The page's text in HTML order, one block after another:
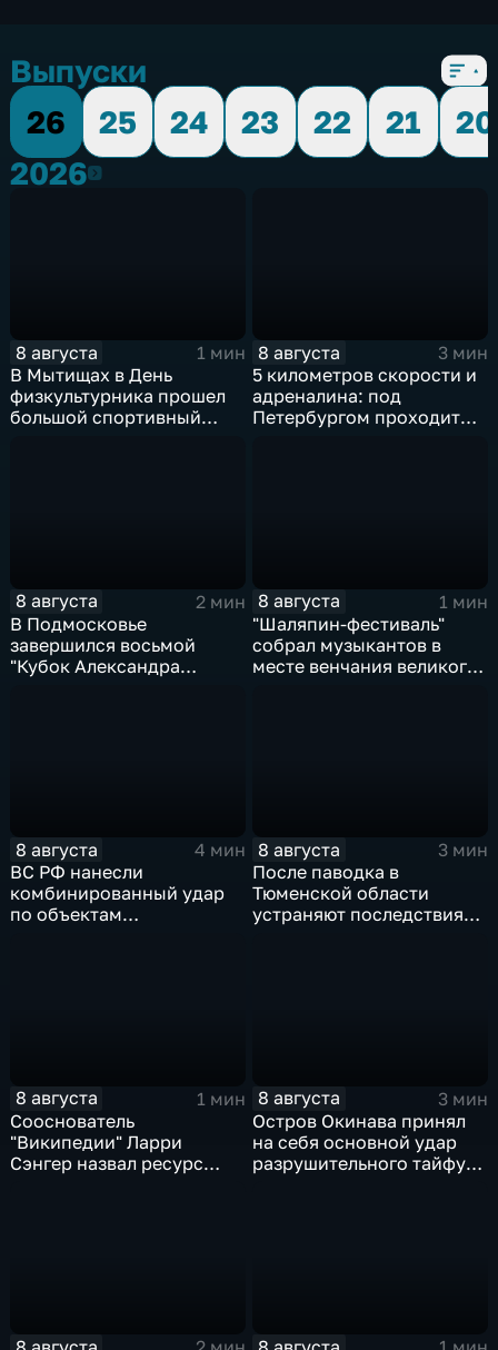
Выпуски
26
25 24 23 22 21
20
20262026
8 августа
1 мин
В Мытищах в День
физкультурника прошел
большой спортивный
8 августа
3 мин
5 километров скорости и
адреналина: под
Петербургом проходит
8 августа
2 мин
В Подмосковье
завершился восьмой
"Кубок Александра
8 августа
1 мин
"Шаляпин‑фестиваль"
собрал музыкантов в
месте венчания великого
8 августа
4 мин
ВС РФ нанесли
комбинированный удар
по объектам
8 августа
3 мин
После паводка в
Тюменской области
устраняют последствия
8 августа
1 мин
Сооснователь
"Википедии" Ларри
Сэнгер назвал ресурс
8 августа
3 мин
Остров Окинава принял
на себя основной удар
разрушительного тайфуна